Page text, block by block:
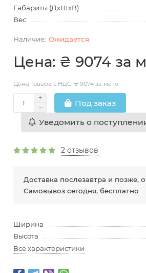
Габариты (ДхШхВ):
Вес:
Ожидается
Цена: ₴ 9074 за
Цена товара с НДС: ₴ 9074 за метр
Под заказ
Уведомить о
2 отзывов
Доставка послезавтра и позже,
Самовывоз сегодня, бесплатно
Ширина
Высота
Все характеристики